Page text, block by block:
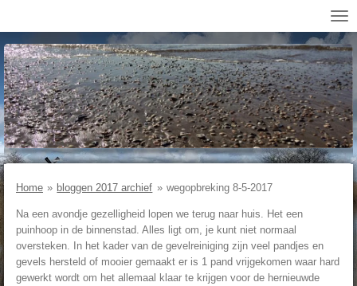
direct
naar
de
hoofdinhoud
Home » bloggen 2017 archief » wegopbreking 8-5-2017
Na een avondje gezelligheid lopen we terug naar huis. Het een
puinhoop in de binnenstad. Alles ligt om, je kunt niet normaal
oversteken. In het kader van de gevelreiniging zijn veel pandjes en
gevels hersteld of mooier gemaakt er is 1 pand vrijgekomen waar hard
gewerkt wordt om het allemaal klaar te krijgen voor de hernieuwde